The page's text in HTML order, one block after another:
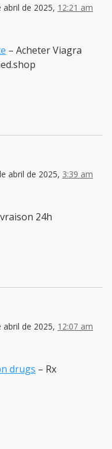
abril de 2025, 12:21 am
– Acheter Viagra
abril de 2025, 3:39 am
24h
abril de 2025, 12:07 am
drugs – Rx